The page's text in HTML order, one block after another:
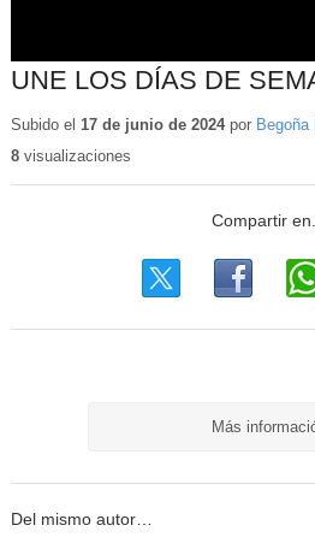
UNE LOS DÍAS DE
Subido el 17 de junio de 2024por Begoña
8visualizaciones
Más
Del mismo autor…